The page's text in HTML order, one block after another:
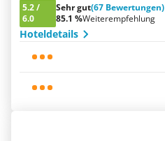
5.2/
6.0
Sehr gut(67 Bewertungen)
85.1 %Weiterempfehlung
Hoteldetails